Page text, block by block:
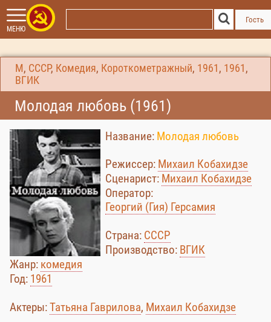
МЕНЮ
Гость
М , СССР, Комедия, Короткометражный, 1961 , 1961 ,
ВГИК
Молодая любовь (1961)
Название: Молодая любовь
Режиссер: Михаил Кобахидзе
Сценарист: Михаил Кобахидзе
Оператор:
Георгий (Гия) Герсамия
Страна: СССР
Производство: ВГИК
Жанр: комедия
Год: 1961
Актеры:Татьяна Гаврилова, Михаил Кобахидзе